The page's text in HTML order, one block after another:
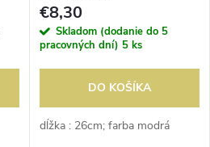
€8,30
Skladom (dodanie do 5
pracovných dní) 5 ks
DO KOŠÍKA
dĺžka : 26cm; farba modrá